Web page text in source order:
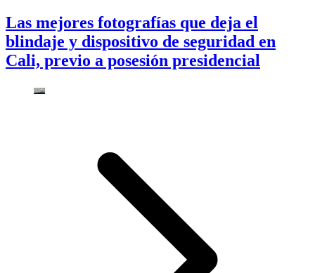
Las mejores fotografías que deja el
blindaje y dispositivo de seguridad en
Cali, previo a posesión presidencial